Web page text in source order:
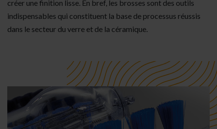
créer une finition lisse. En bref, les brosses sont des outils
indispensables qui constituent la base de processus réussis
dans le secteur du verre et de la céramique.